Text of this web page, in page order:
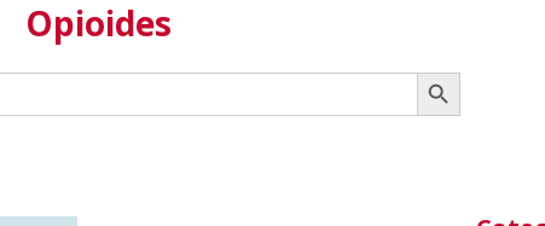
Opioides
Botón de búsqueda